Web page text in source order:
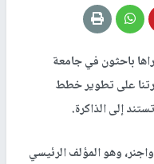
باحثون في جامعة
على تطوير خطط
إلى الذاكرة.
وهو المؤلف الرئيسي